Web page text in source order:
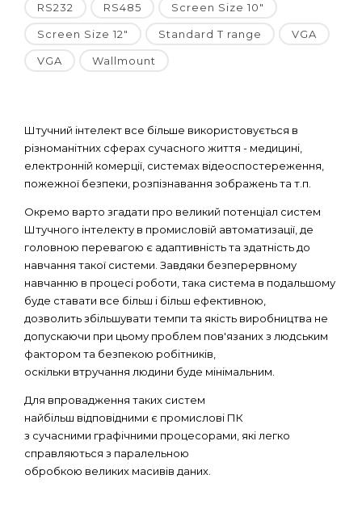
RS232 RS485 Screen Size 10"
Screen Size 12" Standard T range VGA
VGA Wallmount
Штучний інтелект все більше використовується в
різноманітних сферах сучасного життя - медицині,
електронній комерції, системах відеоспостереження,
пожежної безпеки, розпізнавання зображень та т.п.
Окремо варто згадати про великий потенціал систем
Штучного інтелекту в промисловій автоматизації, де
головною перевагою є адаптивність та здатність до
навчання такої системи. Завдяки безперервному
навчанню в процесі роботи, така система в подальшому
буде ставати все більш і більш ефективною,
дозволить збільшувати темпи та якість виробництва не
допускаючи при цьому проблем пов'язаних з людським
фактором та безпекою робітників,
оскільки втручання людини буде мінімальним.
Для впровадження таких систем
найбільш відповідними є промислові ПК
з сучасними графічними процесорами, які легко
справляються з паралельною
обробкою великих масивів даних.